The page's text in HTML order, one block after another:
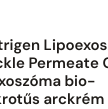
Permeate
bio-